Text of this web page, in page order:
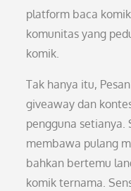
platform baca
komunitas yang
komik.
Tak hanya itu,
giveaway dan
pengguna setianya.
membawa pulang
bahkan bertemu
komik ternama.